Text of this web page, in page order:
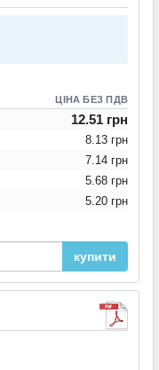
ЦІНА БЕЗ ПДВ
12.51 грн
8.13 грн
7.14 грн
5.68 грн
5.20 грн
купити